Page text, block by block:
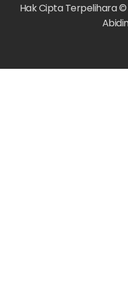
Hak Cipta Terpelihara ©